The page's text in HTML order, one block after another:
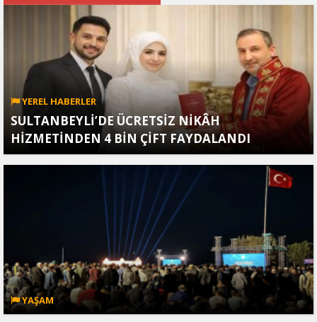
YEREL HABERLER
SULTANBEYLİ’DE ÜCRETSİZ NİKÂH
HİZMETİNDEN 4 BİN ÇİFT FAYDALANDI
YAŞAM